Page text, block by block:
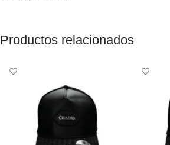
Productos relacionados